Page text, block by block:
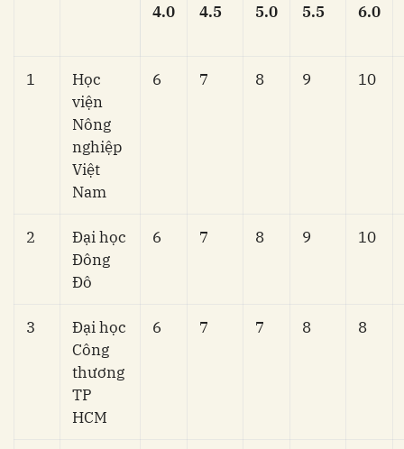
4.0 4.5 5.0 5.5 6.0
1
Học
viện
Nông
nghiệp
Việt
Nam
6 7 8 9 10
2
Đại học
Đông
Đô
6 7 8 9 10
3
Đại học
Công
thương
TP
HCM
6 7 7 8 8